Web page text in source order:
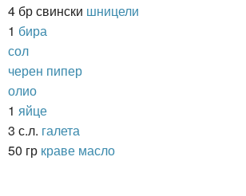
4 бр свински шницели
1 бира
сол
черен пипер
олио
1 яйце
3 с.л. галета
50 гр краве масло